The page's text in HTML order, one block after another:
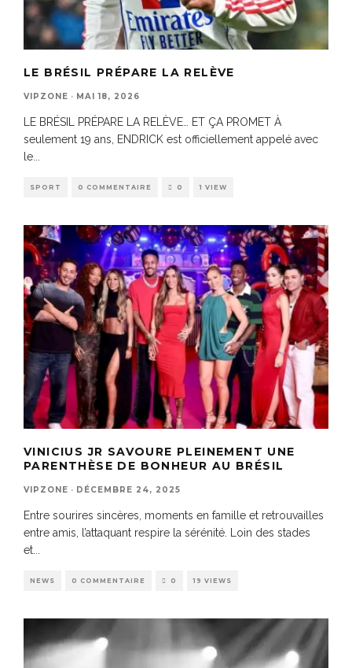
LE BRÉSIL PRÉPARE LA RELÈVE
VIPZONE · MAI 18, 2026
LE BRÉSIL PRÉPARE LA RELÈVE… ET ÇA PROMET À
seulement 19 ans, ENDRICK est officiellement appelé avec
le
SPORT 0 COMMENTAIRE 0 1 VIEW
VINICIUS JR SAVOURE PLEINEMENT UNE
PARENTHÈSE DE BONHEUR AU BRÉSIL
VIPZONE · DÉCEMBRE 24, 2025
Entre sourires sincères, moments en famille et retrouvailles
entre amis, l’attaquant respire la sérénité. Loin des stades
et
NEWS 0 COMMENTAIRE 0 19 VIEWS